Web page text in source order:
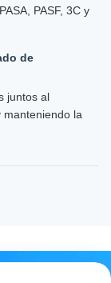
PASF, 3C y
de
juntos al
la